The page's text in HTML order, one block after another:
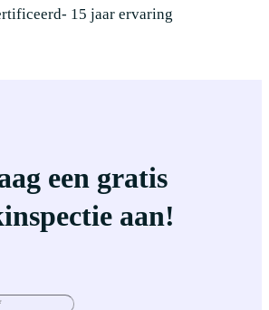
15 jaar ervaring
een gratis
aan!